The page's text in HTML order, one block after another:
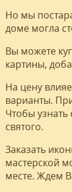
Но мы
доме могла
Вы можете
картины,
На цену
варианты.
Чтобы узнать
святого.
Заказать
мастерской
месте. Ждем